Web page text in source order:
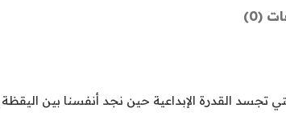
(0)
ويلز ستين التي تجسد القدرة الإبداعية حين نجد أنفسنا بين